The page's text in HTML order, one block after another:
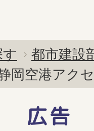
都市建設
岡空港アク
広告